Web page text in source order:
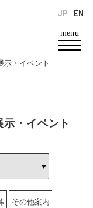
menu
EN
JP
示・イベント
・イベント
その他案内